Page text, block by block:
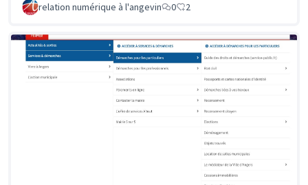
relation numérique à l'angevin 0 2